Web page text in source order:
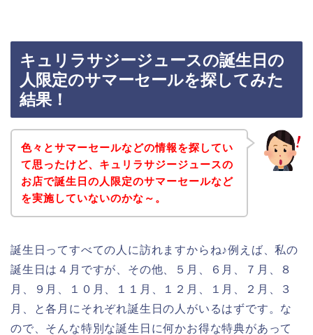
キュリラサジージュースの誕生日の
人限定のサマーセールを探してみた
結果！
色々とサマーセールなどの情報を探してい
て思ったけど、キュリラサジージュースの
お店で誕生日の人限定のサマーセールなど
を実施していないのかな～。
誕生日ってすべての人に訪れますからね♪例えば、私の
誕生日は４月ですが、その他、５月、６月、７月、８
月、９月、１０月、１１月、１２月、１月、２月、３
月、と各月にそれぞれ誕生日の人がいるはずです。な
ので、そんな特別な誕生日に何かお得な特典があって